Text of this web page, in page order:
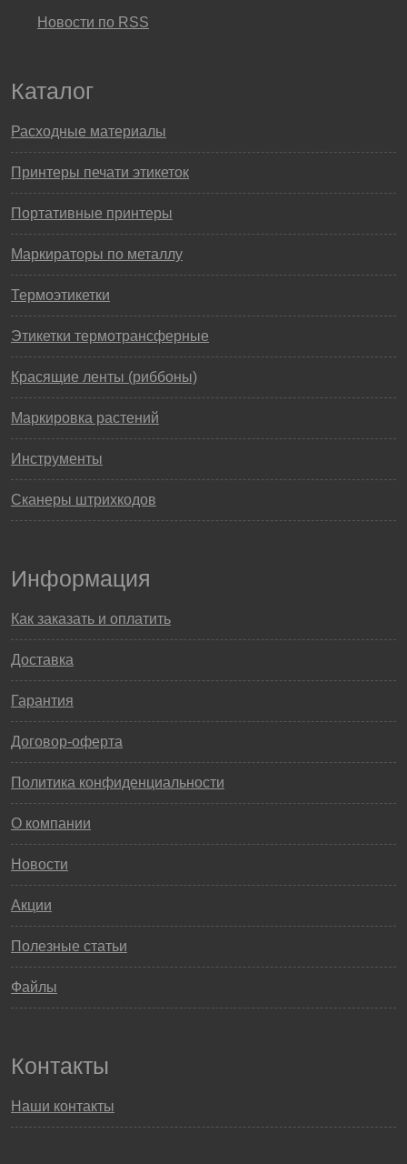
Новости по RSS
Каталог
Расходные материалы
Принтеры печати этикеток
Портативные принтеры
Маркираторы по металлу
Термоэтикетки
Этикетки термотрансферные
Красящие ленты (риббоны)
Маркировка растений
Инструменты
Сканеры штрихкодов
Информация
Как заказать и оплатить
Доставка
Гарантия
Договор-оферта
Политика конфиденциальности
О компании
Новости
Акции
Полезные статьи
Файлы
Контакты
Наши контакты